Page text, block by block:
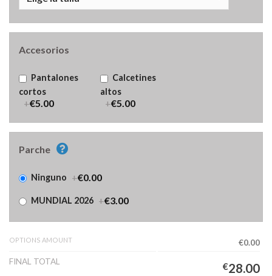
Accesorios
Pantalones
cortos
+€5.00
Calcetines
altos
+€5.00
Parche
Ninguno +€0.00
MUNDIAL 2026 +€3.00
OPTIONS AMOUNT
€0.00
FINAL TOTAL
€28.00